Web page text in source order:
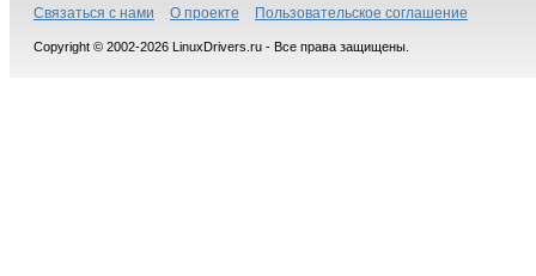
Связаться с нами О проекте Пользовательское соглашение
Copyright © 2002-2026 LinuxDrivers.ru - Все права защищены.